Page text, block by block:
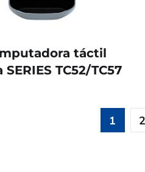
táctil
SERIES TC52/TC57
1 2